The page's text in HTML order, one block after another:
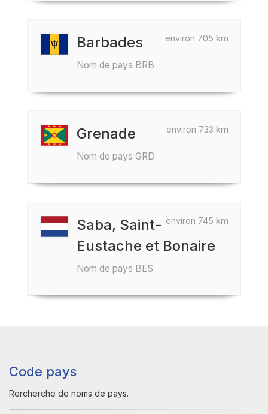
environ 705 km
Barbades
Nom de pays BRB
environ 733 km
Grenade
Nom de pays GRD
environ 745 km
Saba, Saint-
Eustache et Bonaire
Nom de pays BES
Code pays
Rercherche de noms de pays.